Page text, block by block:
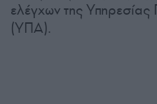
ελέγχων της
(ΥΠΑ).